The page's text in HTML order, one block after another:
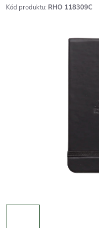
Kód produktu: RHO 118309C